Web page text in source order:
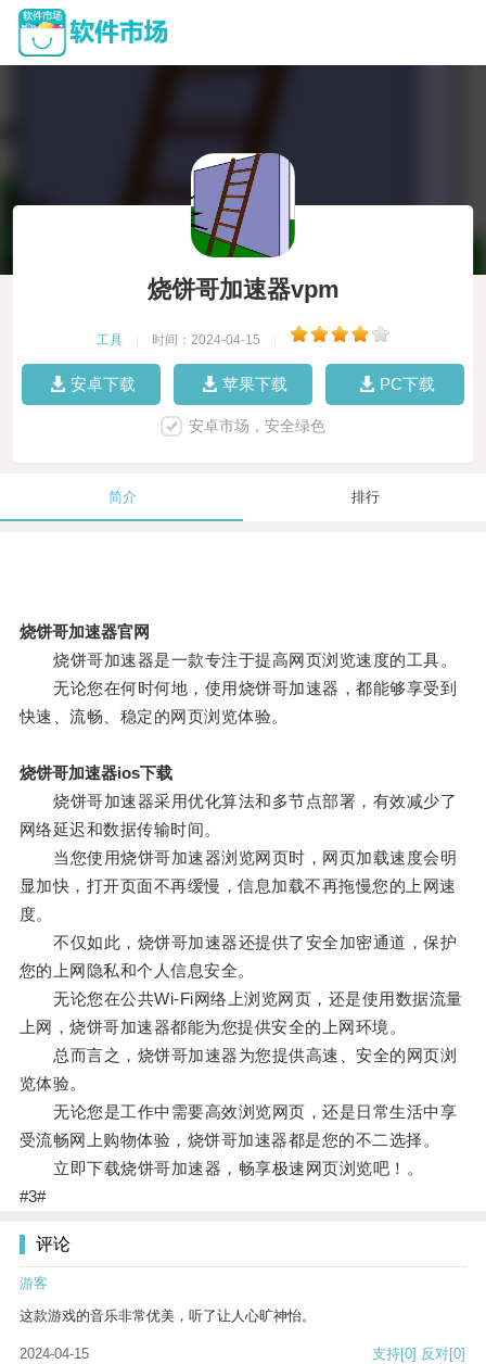
烧饼哥加速器vpm
工具 时间：2024-04-15
安卓下载 苹果下载 PC下载
安卓市场，安全绿色
简介 排行
烧饼哥加速器官网
烧饼哥加速器是一款专注于提高网页浏览速度的工具。
无论您在何时何地，使用烧饼哥加速器，都能够享受到
快速、流畅、稳定的网页浏览体验。
烧饼哥加速器ios下载
烧饼哥加速器采用优化算法和多节点部署，有效减少了
网络延迟和数据传输时间。
当您使用烧饼哥加速器浏览网页时，网页加载速度会明
显加快，打开页面不再缓慢，信息加载不再拖慢您的上网速
度。
不仅如此，烧饼哥加速器还提供了安全加密通道，保护
您的上网隐私和个人信息安全。
无论您在公共Wi-Fi网络上浏览网页，还是使用数据流量
上网，烧饼哥加速器都能为您提供安全的上网环境。
总而言之，烧饼哥加速器为您提供高速、安全的网页浏
览体验。
无论您是工作中需要高效浏览网页，还是日常生活中享
受流畅网上购物体验，烧饼哥加速器都是您的不二选择。
立即下载烧饼哥加速器，畅享极速网页浏览吧！。
#3#
评论
游客
这款游戏的音乐非常优美，听了让人心旷神怡。
2024-04-15 支持[0] 反对[0]